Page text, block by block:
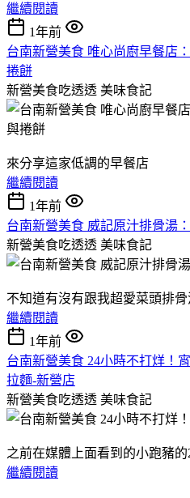
繼續閱讀
1年前
台南新營美食 唯心尚廚早餐店
捲餅
新營美食吃透透 美味食記
來分享這家低調的早餐店
繼續閱讀
1年前
台南新營美食 威記原汁排骨湯
新營美食吃透透 美味食記
不知道有沒有跟我超愛菜頭排
繼續閱讀
1年前
台南新營美食 24小時不打烊！
拉麵-新營店
新營美食吃透透 美味食記
之前在媒體上面看到的小跑豬
繼續閱讀